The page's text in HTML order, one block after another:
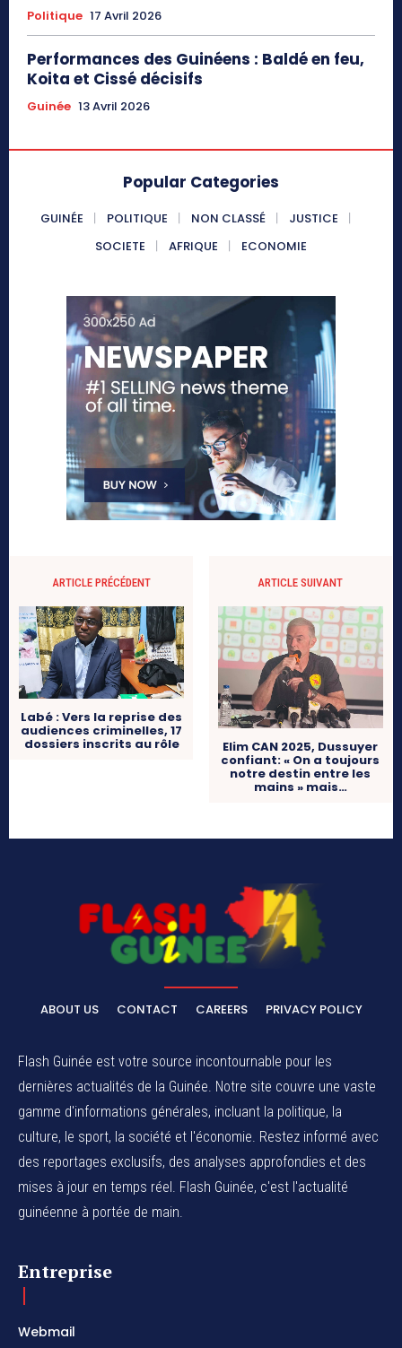
Politique 17 Avril 2026
Performances des Guinéens : Baldé en feu,
Koita et Cissé décisifs
Guinée 13 Avril 2026
Popular Categories
GUINÉE POLITIQUE NON CLASSÉ
JUSTICE
SOCIETE
AFRIQUE ECONOMIE
ARTICLE PRÉCÉDENT
Labé : Vers la reprise des
audiences criminelles, 17
dossiers inscrits au rôle
ARTICLE SUIVANT
Elim CAN 2025, Dussuyer
confiant: « On a toujours
notre destin entre les
mains » mais…
ABOUT US CONTACT CAREERS PRIVACY POLICY
Flash Guinée est votre source incontournable pour les
dernières actualités de la Guinée. Notre site couvre une vaste
gamme d'informations générales, incluant la politique, la
culture, le sport, la société et l'économie. Restez informé avec
des reportages exclusifs, des analyses approfondies et des
mises à jour en temps réel. Flash Guinée, c'est l'actualité
guinéenne à portée de main.
Entreprise
Webmail